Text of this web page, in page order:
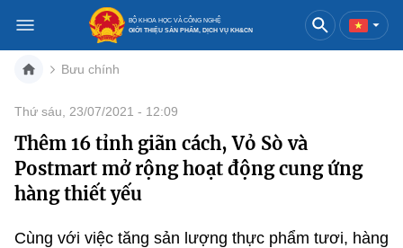
BỘ KHOA HỌC VÀ CÔNG NGHỆ
GIỚI THIỆU SẢN PHẨM, DỊCH VỤ KH&CN
Danh mục
Trang chủ
Bưu chính
Thứ sáu, 23/07/2021 - 12:09
Thêm 16 tỉnh giãn cách, Vỏ Sò và
Postmart mở rộng hoạt động cung ứng
hàng thiết yếu
Cùng với việc tăng sản lượng thực phẩm tươi, hàng